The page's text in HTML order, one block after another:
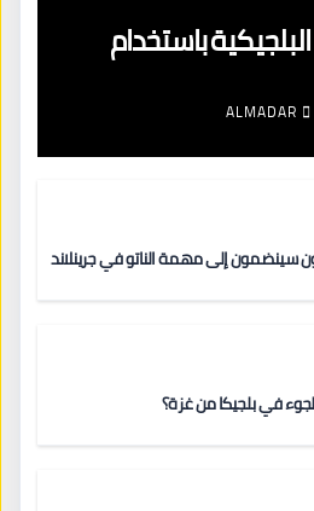
باستخدام
ALMADAR
سينضمون إلى مهمة الناتو في جرينلاند
في بلجيكا من غزة؟